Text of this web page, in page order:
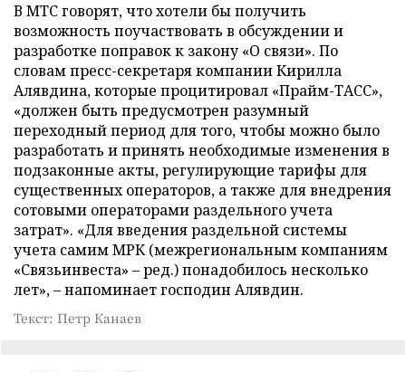
В МТС говорят, что хотели бы получить
возможность поучаствовать в обсуждении и
разработке поправок к закону «О связи». По
словам пресс-секретаря компании Кирилла
Алявдина, которые процитировал «Прайм-ТАСС»,
«должен быть предусмотрен разумный
переходный период для того, чтобы можно было
разработать и принять необходимые изменения в
подзаконные акты, регулирующие тарифы для
существенных операторов, а также для внедрения
сотовыми операторами раздельного учета
затрат». «Для введения раздельной системы
учета самим МРК (межрегиональным компаниям
«Связьинвеста» – ред.) понадобилось несколько
лет», – напоминает господин Алявдин.
Текст: Петр Канаев